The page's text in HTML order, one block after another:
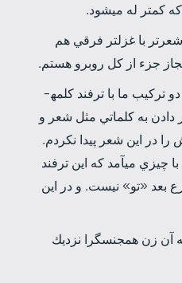
كمتر له­ می­شود.
با غزل­تر فرقي هم
جزء از كل روبرو هستم.
من: خب هستيد! ولي در هر دو تركيب ما با ترفند كلمه­
به كلماتي مثل شعر و
در اين شعر پيدا نكردم.
چيزي مي­آمد كه اين ترفند
بعد «تو» نيست. و در اين
آن زن همجنس­گرا نزديك